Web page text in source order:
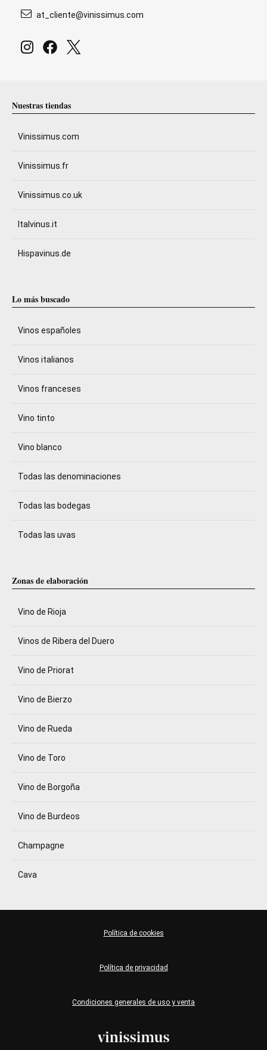
at_cliente@vinissimus.com
Nuestras tiendas
Vinissimus.com
Vinissimus.fr
Vinissimus.co.uk
Italvinus.it
Hispavinus.de
Lo más buscado
Vinos españoles
Vinos italianos
Vinos franceses
Vino tinto
Vino blanco
Todas las denominaciones
Todas las bodegas
Todas las uvas
Zonas de elaboración
Vino de Rioja
Vinos de Ribera del Duero
Vino de Priorat
Vino de Bierzo
Vino de Rueda
Vino de Toro
Vino de Borgoña
Vino de Burdeos
Champagne
Cava
Condiciones generales de uso y venta
Política de privacidad
Política de cookies